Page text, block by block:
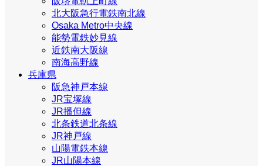
北大阪急行電鉄南北線
Osaka Metro中央線
能勢電鉄妙見線
近鉄南大阪線
南海高野線
兵庫県
阪急神戸本線
JR宝塚線
JR播但線
北条鉄道北条線
JR神戸線
山陽電鉄本線
JR山陽本線